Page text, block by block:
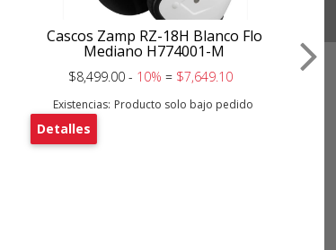
Cascos Zamp RZ-18H Blanco Flo
Mediano H774001-M
$8,499.00 - 10% = $7,649.10
Existencias: Producto solo bajo pedido
Detalles